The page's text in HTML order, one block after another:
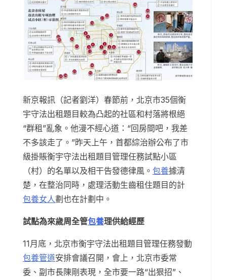
新京報訊（記者劉洋）春節前，北京市35個衡
宇守法出租題目較為凸起的社區和村落將根絕
“群租”亂象。他漫不經心道：“回房間吧，我差
不多該走了。”昨天上午，首都綜治辦公布了市
級掛賬衡宇守法出租題目管理任務試點小區
（村）的名單以及相干告發德律風。 包養據清
楚，在整治同時，處理活動生齒租住題目的計
包養女人劃也在計劃中。
試點為來歲周全管包養理供給經歷
11月底，北京市衡宇守法出租題目管理任務發動
包養管道安排會議召開，會上，北京市委常
委、副市長陳剛表現，全市要一路“出狠招”、